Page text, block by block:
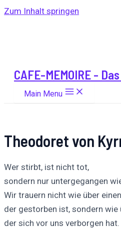
Zum Inhalt springen
CAFE-MEMOIRE -
Main Menu
Theodoret von
Wer stirbt, ist nicht tot,
sondern nur untergegangen
Wir trauern nicht wie über
der gestorben ist, sondern wie
der sich vor uns verborgen hat.